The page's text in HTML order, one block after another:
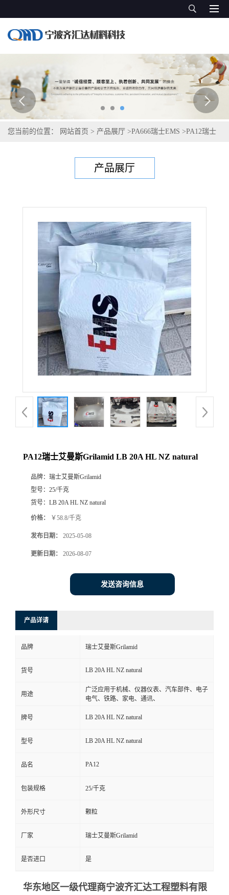
您当前的位置： 网站首页 > 产品展厅 >PA666瑞士EMS >PA12瑞士
产品展厅
PA12瑞士艾曼斯Grilamid LB 20A HL NZ natural
品牌： 瑞士艾曼斯Grilamid
型号： 25/千克
货号： LB 20A HL NZ natural
价格： ￥58.8/千克
发布日期： 2025-05-08
更新日期： 2026-08-07
发送咨询信息
产品详请
品牌 瑞士艾曼斯Grilamid
货号 LB 20A HL NZ natural
用途
广泛应用于机械、仪器仪表、汽车部件、电子
电气、铁路、家电、通讯、
牌号 LB 20A HL NZ natural
型号 LB 20A HL NZ natural
品名 PA12
包装规格 25/千克
外形尺寸 颗粒
厂家 瑞士艾曼斯Grilamid
是否进口 是
华东地区一级代理商宁波齐汇达工程塑料有限